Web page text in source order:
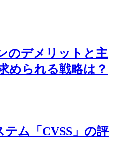
のデメリットと主
められる戦略は？
ム「CVSS」の評